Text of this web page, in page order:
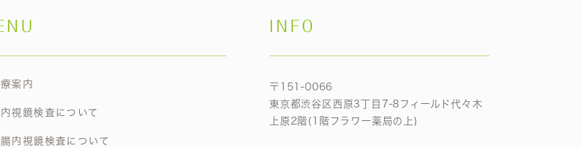
案内
視鏡検査について
内視鏡検査について
INFO
〒151-0066
東京都渋谷区西原3丁目7-8フィールド代々木
上原2階(1階フラワー薬局の上)